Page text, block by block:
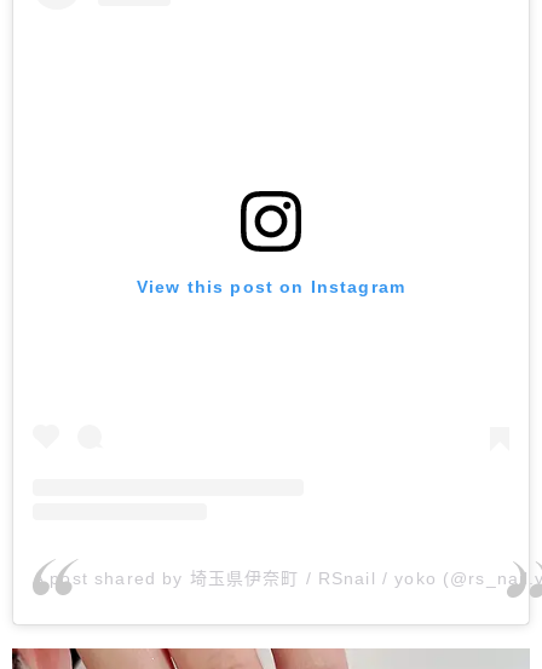
View this post on Instagram
A post shared by 埼玉県伊奈町 / RSnail / yoko